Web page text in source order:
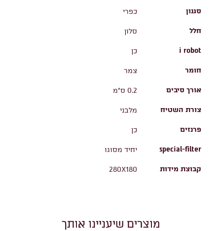
סגנון כפרי
חלל סלון
i robot כן
חומר צמר
אורך סיבים 0.2 ס"מ
צורת השטיח מלבני
פרנזים כן
special-filter יחיד מסוגו
קבוצת מידות 280X180
מוצרים שיעניינו אותך